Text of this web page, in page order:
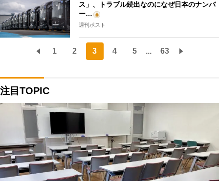
ス」、トラブル続出なのになぜ日本のナンバ
ー…
週刊ポスト
1 2 3 4 5 ... 63
注目TOPIC